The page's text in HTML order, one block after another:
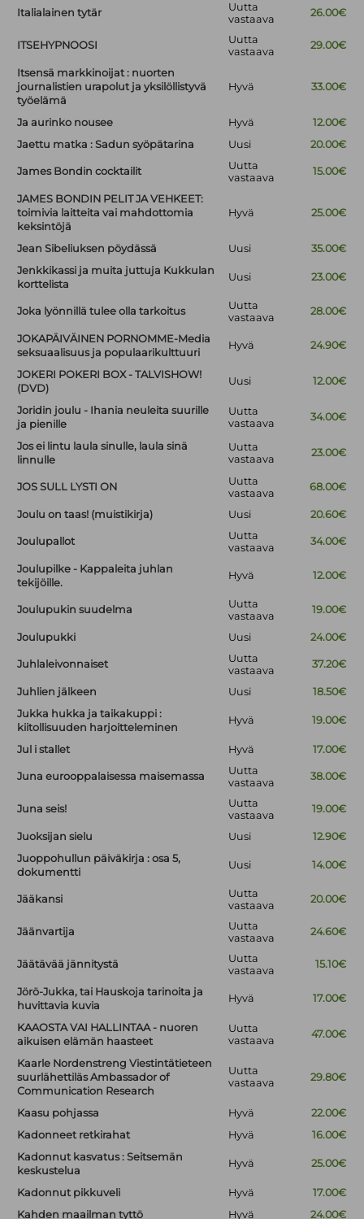
Italialainen tytär
Uutta
vastaava
26.00€
ITSEHYPNOOSI
Uutta
vastaava
29.00€
Itsensä markkinoijat : nuorten
journalistien urapolut ja yksilöllistyvä
työelämä
Hyvä 33.00€
Ja aurinko nousee Hyvä
12.00€
Jaettu matka : Sadun syöpätarina
Uusi 20.00€
James Bondin cocktailit
Uutta
vastaava
15.00€
JAMES BONDIN PELIT JA VEHKEET:
toimivia laitteita vai mahdottomia
keksintöjä
Hyvä 25.00€
Jean Sibeliuksen pöydässä Uusi
35.00€
Jenkkikassi ja muita juttuja Kukkulan
korttelista
Uusi 23.00€
Joka lyönnillä tulee olla tarkoitus
Uutta
vastaava
28.00€
JOKAPÄIVÄINEN PORNOMME-Media
seksuaalisuus ja populaarikulttuuri
Hyvä 24.90€
JOKERI POKERI BOX - TALVISHOW!
(DVD)
Uusi 12.00€
Joridin joulu - Ihania neuleita suurille
ja pienille
Uutta
vastaava
34.00€
Jos ei lintu laula sinulle, laula sinä
linnulle
Uutta
vastaava
23.00€
JOS SULL LYSTI ON
Uutta
vastaava
68.00€
Joulu on taas! (muistikirja) Uusi 20.60€
Joulupallot
Uutta
vastaava
34.00€
Joulupilke - Kappaleita juhlan
tekijöille.
Hyvä 12.00€
Joulupukin suudelma
Uutta
vastaava
19.00€
Joulupukki Uusi 24.00€
Juhlaleivonnaiset
Uutta
vastaava
37.20€
Juhlien jälkeen Uusi
18.50€
Jukka hukka ja taikakuppi :
kiitollisuuden harjoitteleminen
Hyvä 19.00€
Jul i stallet Hyvä 17.00€
Juna eurooppalaisessa maisemassa
Uutta
vastaava
38.00€
Juna seis!
Uutta
vastaava
19.00€
Juoksijan sielu Uusi
12.90€
Juoppohullun päiväkirja : osa 5,
dokumentti
Uusi 14.00€
Jääkansi
Uutta
vastaava
20.00€
Jäänvartija
Uutta
vastaava
24.60€
Jäätävää jännitystä
Uutta
vastaava
15.10€
Jörö-Jukka, tai Hauskoja tarinoita ja
huvittavia kuvia
Hyvä 17.00€
KAAOSTA VAI HALLINTAA - nuoren
aikuisen elämän haasteet
Uutta
vastaava
47.00€
Kaarle Nordenstreng Viestintätieteen
suurlähettiläs Ambassador of
Communication Research
Uutta
vastaava
29.80€
Kaasu pohjassa Hyvä
22.00€
Kadonneet retkirahat
Hyvä
16.00€
Kadonnut kasvatus : Seitsemän
keskustelua
Hyvä 25.00€
Kadonnut pikkuveli Hyvä
17.00€
Kahden maailman tyttö
Hyvä 24.00€